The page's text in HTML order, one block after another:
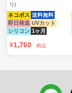
り)
ネコポス 送料無料
即日発送 UVカット
シリコン 1ヶ月
¥1,760 税込